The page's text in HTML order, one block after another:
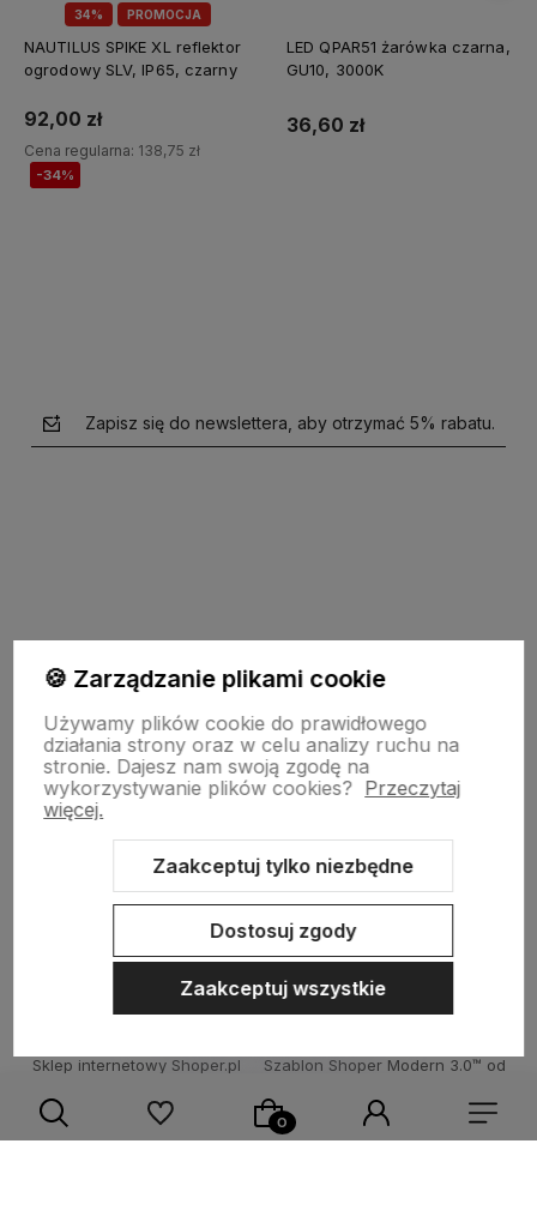
34% PROMOCJA
NAUTILUS SPIKE XL reflektor
ogrodowy SLV, IP65, czarny
92,00 zł
Cena regularna: 138,75 zł
-34%
LED QPAR51 żarówka czarna,
GU10, 3000K
36,60 zł
Zapisz się do newslettera, aby otrzymać 5% rabatu.
polityce prywatności
garden-lighting.pl
Obsługa klienta
Sklep internetowy Shoper.pl Szablon Shoper Modern 3.0™ od
🍪 Zarządzanie plikami cookie
Używamy plików cookie do prawidłowego
działania strony oraz w celu analizy ruchu na
stronie. Dajesz nam swoją zgodę na
wykorzystywanie plików cookies? Przeczytaj
więcej.
Zaakceptuj tylko niezbędne
Dostosuj zgody
Zaakceptuj wszystkie